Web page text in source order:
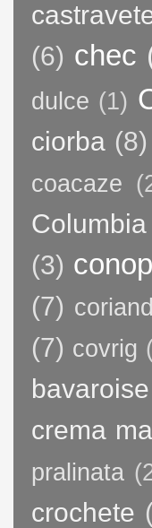
(6) chec
dulce (1)
ciorba (8)
coacaze
Columbia
(3)
(7)
(7) covrig
bavaroise
crema
pralinata
crochete